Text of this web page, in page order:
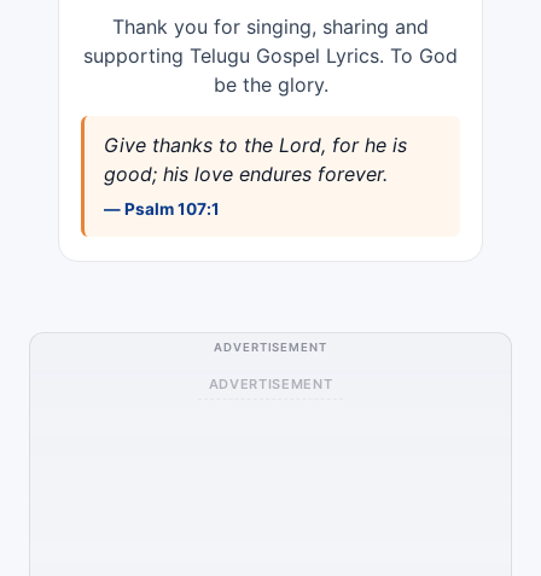
Thank you for singing, sharing and
supporting Telugu Gospel Lyrics. To God
be the glory.
Give thanks to the Lord, for he is
good; his love endures forever.
— Psalm 107:1
ADVERTISEMENT
ADVERTISEMENT